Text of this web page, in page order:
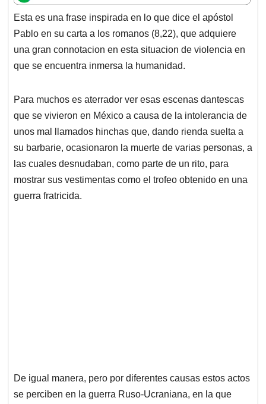
t
s
A
p
p
e
b
o
o
k
k
e
d
I
n
i
l
e
a
d
s
Esta es una frase inspirada en lo que dice el apóstol
Pablo en su carta a los romanos (8,22), que adquiere
una gran connotacion en esta situacion de violencia en
que se encuentra inmersa la humanidad.
Para muchos es aterrador ver esas escenas dantescas
que se vivieron en México a causa de la intolerancia de
unos mal llamados hinchas que, dando rienda suelta a
su barbarie, ocasionaron la muerte de varias personas, a
las cuales desnudaban, como parte de un rito, para
mostrar sus vestimentas como el trofeo obtenido en una
guerra fratricida.
De igual manera, pero por diferentes causas estos actos
se perciben en la guerra Ruso-Ucraniana, en la que